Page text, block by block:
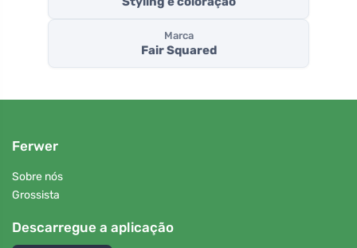
Marca
Fair Squared
Ferwer
Sobre nós
Grossista
Descarregue a aplicação